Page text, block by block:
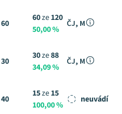
60
60ze120
50,00 %
ČJ, M
30
30ze88
34,09 %
ČJ, M
40
15ze15
100,00 %
neuvádí